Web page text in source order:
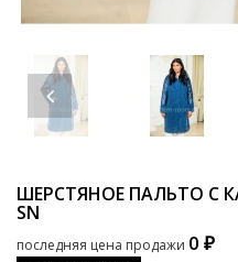
ШЕРСТЯНОЕ ПАЛЬТО
SN
последняя цена продажи 0 ₽